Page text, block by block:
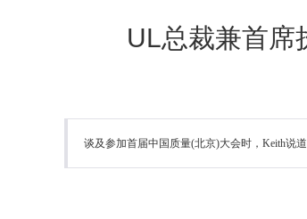
UL总裁兼首席
谈及参加首届中国质量(北京)大会时，Keith说